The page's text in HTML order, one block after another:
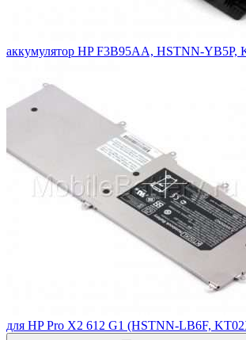
аккумулятор HP F3B95AA, HSTNN-YB5P,
для HP Pro X2 612 G1 (HSTNN-LB6F,